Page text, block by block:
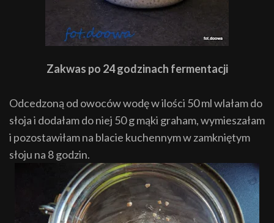
Zakwas po 24 godzinach fermentacji
Odcedzoną od owoców wodę w ilości 50 ml wlałam do
słoja i dodałam do niej 50 g mąki graham, wymieszałam
i pozostawiłam na blacie kuchennym w zamkniętym
słoju na 8 godzin.